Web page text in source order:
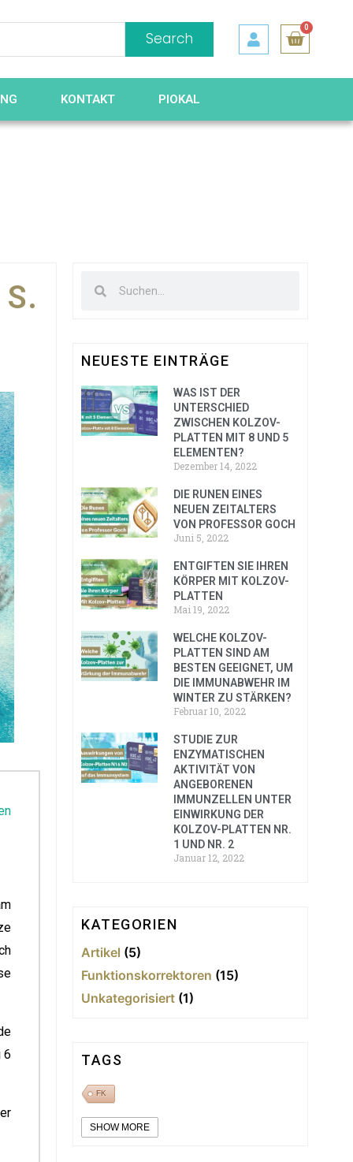
Search
0
KONTAKT PIOKAL
6
NEUESTE EINTRÄGE
WAS IST DER
UNTERSCHIED
ZWISCHEN KOLZOV-
PLATTEN MIT 8 UND 5
ELEMENTEN?
Dezember 14, 2022
DIE RUNEN EINES
NEUEN ZEITALTERS
VON PROFESSOR GOCH
Juni 5, 2022
ENTGIFTEN SIE IHREN
KÖRPER MIT KOLZOV-
PLATTEN
Mai 19, 2022
WELCHE KOLZOV-
PLATTEN SIND AM
BESTEN GEEIGNET, UM
DIE IMMUNABWEHR IM
WINTER ZU STÄRKEN?
Februar 10, 2022
STUDIE ZUR
ENZYMATISCHEN
AKTIVITÄT VON
ANGEBORENEN
IMMUNZELLEN UNTER
EINWIRKUNG DER
KOLZOV-PLATTEN NR.
1 UND NR. 2
Januar 12, 2022
KATEGORIEN
Artikel (5)
Funktionskorrektoren (15)
Unkategorisiert (1)
TAGS
FK
SHOW MORE